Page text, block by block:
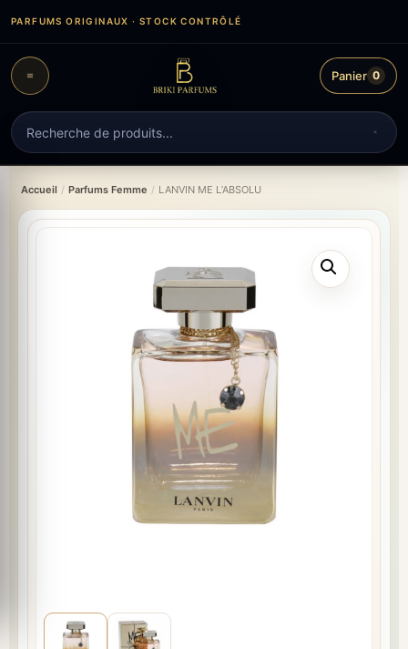
contenu
PARFUMS ORIGINAUX · STOCK CONTRÔLÉ
Recherche
de
produits
Panier 0
Accueil / Parfums Femme / LANVIN ME L’ABSOLU